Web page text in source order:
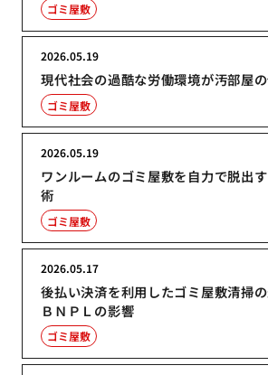
ゴミ屋敷
現代社会の過酷な労働環境が汚部屋
2026.05.19
ゴミ屋敷
ワンルームのゴミ屋敷を自力で脱出
術
2026.05.19
ゴミ屋敷
後払い決済を利用したゴミ屋敷清掃
ＢＮＰＬの影響
2026.05.17
ゴミ屋敷